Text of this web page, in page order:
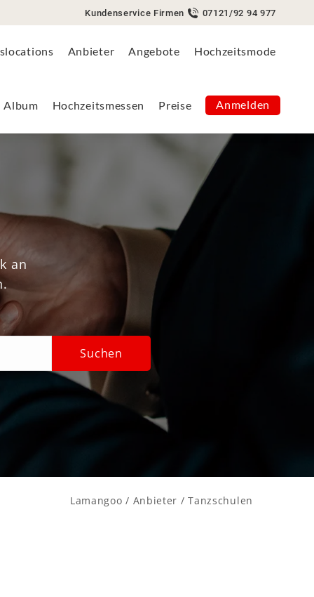
Kundenservice Firmen 07121/92 94 977
Anbieter Angebote Hochzeitsmode
Album Hochzeitsmessen Preise Anmelden
an
Suchen
Lamangoo / Anbieter / Tanzschulen
Album Hochzeitsmessen Preise Anmelden